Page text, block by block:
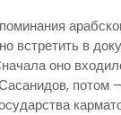
встретить в
оно
потом